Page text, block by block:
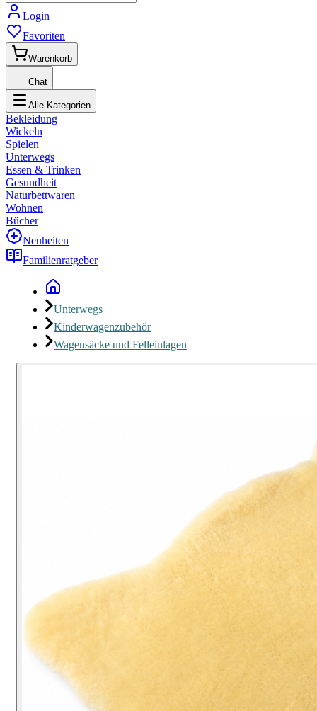
Login
Favoriten
Warenkorb
Chat
Alle Kategorien
Bekleidung
Wickeln
Spielen
Unterwegs
Essen & Trinken
Gesundheit
Naturbettwaren
Wohnen
Bücher
Neuheiten
Familienratgeber
Unterwegs
Kinderwagenzubehör
Wagensäcke und Felleinlagen